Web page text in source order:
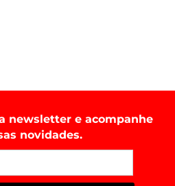
newsletter e acompanhe
novidades.